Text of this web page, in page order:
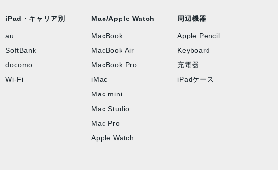
iPad・キャリア別
au
SoftBank
docomo
Wi-Fi
Mac/Apple Watch
MacBook
MacBook Air
MacBook Pro
iMac
Mac mini
Mac Studio
Mac Pro
Apple Watch
周辺機器
Apple Pencil
Keyboard
充電器
iPadケース